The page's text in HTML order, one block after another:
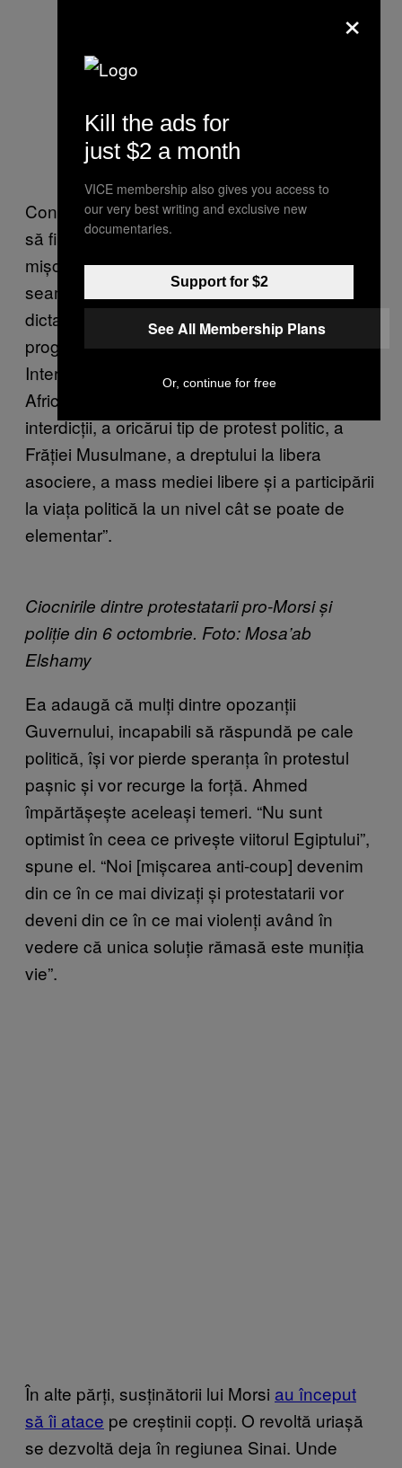
Conform observatorilor, viitorul Egiptului pare
să fie unul întunecat: „Ultimele trei luni sunt o
mișcare care se îndreaptă spre ceva care
seamănă din ce în ce mai mult cu o
dictatură”, spune Maha Azzam, o asociată a
programului condus de Royal Institute of
International Affairs’ Middle East and North
Africa. „Am văzut din ce în ce mai multe
interdicții, a oricărui tip de protest politic, a
Frăției Musulmane, a dreptului la libera
asociere, a mass mediei libere și a participării
la viața politică la un nivel cât se poate de
elementar”.
Ciocnirile dintre protestatarii pro-Morsi și
poliție din 6 octombrie. Foto: Mosa’ab
Elshamy
Ea adaugă că mulți dintre opozanții
Guvernului, incapabili să răspundă pe cale
politică, își vor pierde speranța în protestul
pașnic și vor recurge la forță. Ahmed
împărtășește aceleași temeri. “Nu sunt
optimist în ceea ce privește viitorul Egiptului”,
spune el. “Noi [mișcarea anti-coup] devenim
din ce în ce mai divizați și protestatarii vor
deveni din ce în ce mai violenți având în
vedere că unica soluție rămasă este muniția
vie”.
În alte părți, susținătorii lui Morsi au început
să îi atace pe creștinii copți. O revoltă uriașă
se dezvoltă deja în regiunea Sinai. Unde
×
Kill the ads for
just $2 a month
VICE membership also gives you access to
our very best writing and exclusive new
documentaries.
Support for $2
See All Membership Plans
Or, continue for free